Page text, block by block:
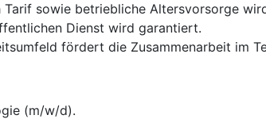
sowie betriebliche Altersvorsorge
Dienst wird garantiert.
fördert die Zusammenarbeit im
(m/w/d).